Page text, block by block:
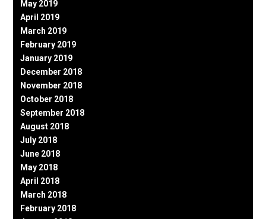
May 2019
April 2019
March 2019
February 2019
January 2019
December 2018
November 2018
October 2018
September 2018
August 2018
July 2018
June 2018
May 2018
April 2018
March 2018
February 2018